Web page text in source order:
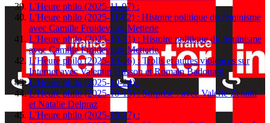
L'Heure philo (2025-11-07) :
L'Heure philo (2025-11-02) : Histoire politique du féminisme
avec Camille Froidevaux-Metterie
L'Heure philo (2025-10-31) : Histoire politique du féminisme
avec Camille Froidevaux-Metterie
L'Heure philo (2025-10-26) : Trolls et autres violences sur
Internet avec Valentin Husson et Romain Badouard
L'Heure philo (2025-10-24) :
L'Heure philo (2025-10-19) : Surprise ! avec Valérie Zenatti
et Natalie Delpraz
L'Heure philo (2025-10-17) :